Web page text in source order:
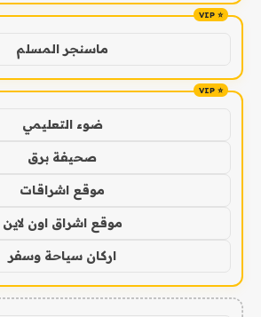
ماسنجر المسلم
ضوء التعليمي
صحيفة برق
موقع اشراقات
موقع اشراق اون لاين
اركان سياحة وسفر